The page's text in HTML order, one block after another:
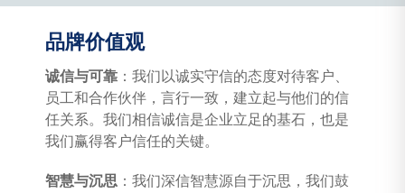
品牌价值观
诚信与可靠 ：我们以诚实守信的态度对待客户、
员工和合作伙伴，言行一致，建立起与他们的信
任关系。我们相信诚信是企业立足的基石，也是
我们赢得客户信任的关键。
智慧与沉思 ：我们深信智慧源自于沉思，我们鼓